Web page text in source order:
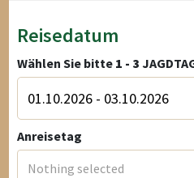
Reisedatum
Wählen Sie bitte 1 - 3
Anreisetag
Nothing selected